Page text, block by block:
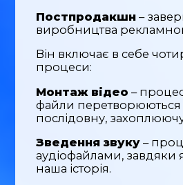
Постпродакшн –
виробництва
Він включає в себе
процеси:
Монтаж відео –
файли перетворюються
послідовну, захоплюючу
Зведення звуку –
аудіофайлами, завдяки
наша історія.